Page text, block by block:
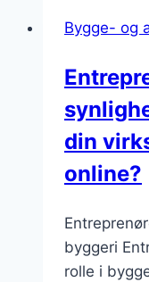
Bygge- og
din
online?
byggeri
rolle i